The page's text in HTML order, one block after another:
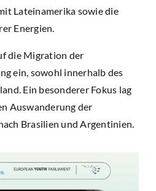
Lateinamerika sowie die
Energien.
die Migration der
ein, sowohl innerhalb des
Ein besonderer Fokus lag
Auswanderung der
Brasilien und Argentinien.